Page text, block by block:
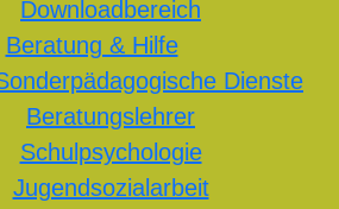
Downloadbereich
Beratung & Hilfe
Dienste
Beratungslehrer
Schulpsychologie
Jugendsozialarbeit